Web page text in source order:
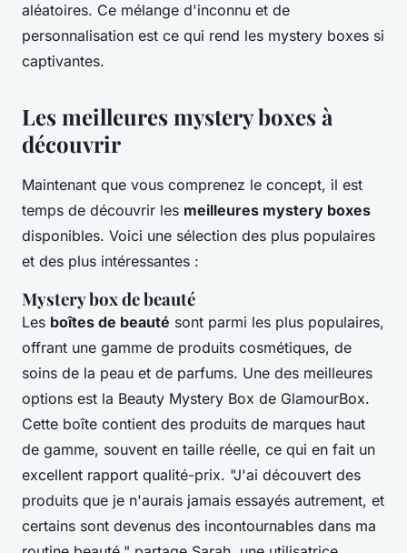
aléatoires. Ce mélange d'inconnu et de
personnalisation est ce qui rend les mystery boxes si
captivantes.
Les meilleures mystery boxes à
découvrir
Maintenant que vous comprenez le concept, il est
temps de découvrir les meilleures mystery boxes
disponibles. Voici une sélection des plus populaires
et des plus intéressantes :
Mystery box de beauté
Les boîtes de beauté sont parmi les plus populaires,
offrant une gamme de produits cosmétiques, de
soins de la peau et de parfums. Une des meilleures
options est la Beauty Mystery Box de GlamourBox.
Cette boîte contient des produits de marques haut
de gamme, souvent en taille réelle, ce qui en fait un
excellent rapport qualité-prix. "J'ai découvert des
produits que je n'aurais jamais essayés autrement, et
certains sont devenus des incontournables dans ma